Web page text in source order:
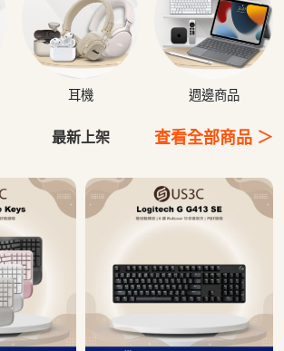
耳機 週邊商品
最新上架 查看全部商品 ＞